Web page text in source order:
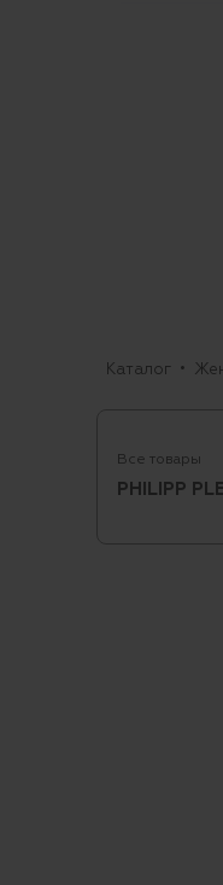
Каталог
Все товары
PHILIPP